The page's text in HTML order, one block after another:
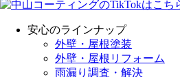
安心のラインナップ
外壁・屋根塗装
外壁・屋根リフォーム
雨漏り調査・解決